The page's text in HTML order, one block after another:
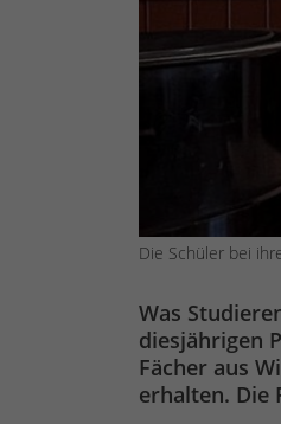
Die Schüler bei
Was
diesjährigen
Fächer aus
erhalten. Die